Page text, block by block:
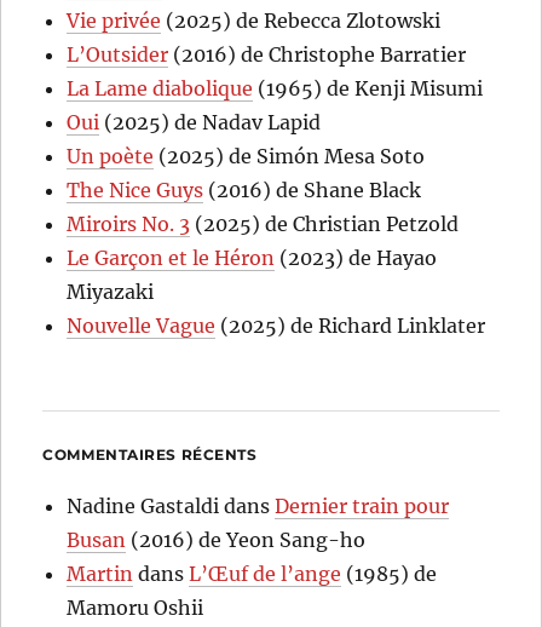
Vie privée (2025) de Rebecca Zlotowski
L’Outsider (2016) de Christophe Barratier
La Lame diabolique (1965) de Kenji Misumi
Oui (2025) de Nadav Lapid
Un poète (2025) de Simón Mesa Soto
The Nice Guys (2016) de Shane Black
Miroirs No. 3 (2025) de Christian Petzold
Le Garçon et le Héron (2023) de Hayao
Miyazaki
Nouvelle Vague (2025) de Richard Linklater
COMMENTAIRES RÉCENTS
Nadine Gastaldi dansDernier train pour
Busan (2016) de Yeon Sang-ho
Martin dansL’Œuf de l’ange (1985) de
Mamoru Oshii